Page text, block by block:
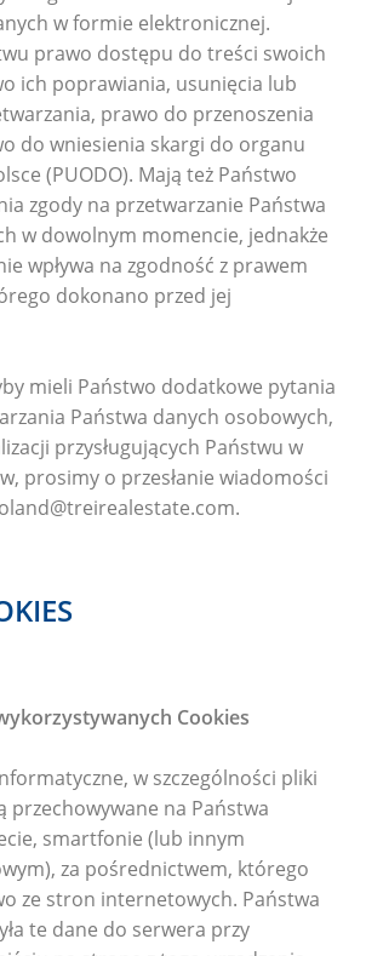
w formie elektronicznej.
prawo dostępu do treści swoich
ich poprawiania, usunięcia lub
prawo do przenoszenia
do wniesienia skargi do organu
(PUODO). Mają też Państwo
zgody na przetwarzanie Państwa
w dowolnym momencie, jednakże
wpływa na zgodność z prawem
dokonano przed jej
mieli Państwo dodatkowe pytania
Państwa danych osobowych,
przysługujących Państwu w
prosimy o przesłanie wiadomości
Cookies
w szczególności pliki
przechowywane na Państwa
smartfonie (lub innym
za pośrednictwem, którego
ze stron internetowych. Państwa
te dane do serwera przy